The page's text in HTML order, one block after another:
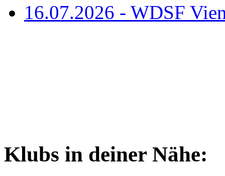
16.07.2026 - WDSF
Klubs in deiner Nähe: